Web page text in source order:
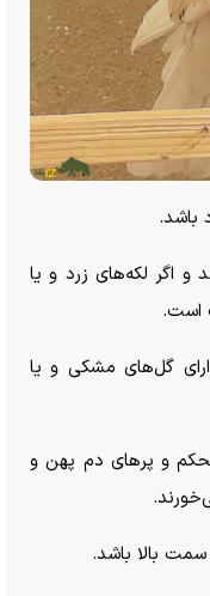
باشد.
اگر لکه‌های زرد و یا
است.
گل‌های مشکی و یا
و پر‌های دم پهن و
بالا باشد.